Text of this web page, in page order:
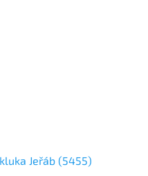
Jeřáb (5455)